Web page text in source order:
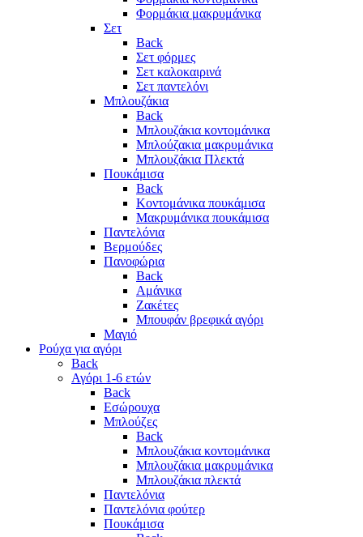
Φορμάκια μακρυμάνικα
Σετ
Back
Σετ φόρμες
Σετ καλοκαιρινά
Σετ παντελόνι
Μπλουζάκια
Back
Μπλουζάκια κοντομάνικα
Μπλούζακια μακρυμάνικα
Μπλουζάκια Πλεκτά
Πουκάμισα
Back
Κοντομάνικα πουκάμισα
Μακρυμάνικα πουκάμισα
Παντελόνια
Βερμούδες
Πανοφώρια
Back
Αμάνικα
Ζακέτες
Μπουφάν βρεφικά αγόρι
Μαγιό
Ρούχα για αγόρι
Back
Αγόρι 1-6 ετών
Back
Εσώρουχα
Μπλούζες
Back
Μπλουζάκια κοντομάνικα
Μπλουζάκια μακρυμάνικα
Μπλουζάκια πλεκτά
Παντελόνια
Παντελόνια φούτερ
Πουκάμισα